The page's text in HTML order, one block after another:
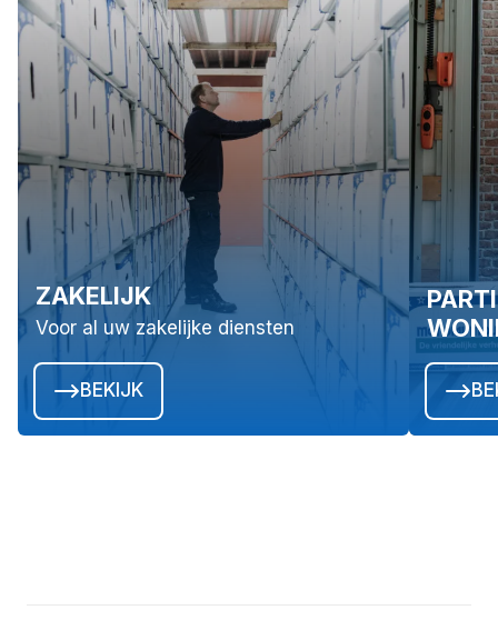
ZAKELIJK
Voor al uw zakelijke diensten
BEKIJK